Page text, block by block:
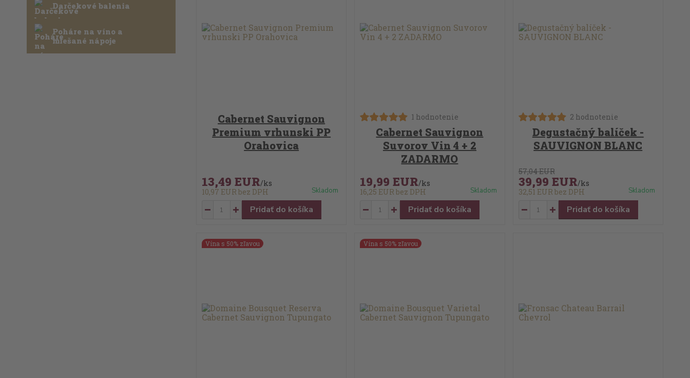
Darčekové balenia
Poháre na víno a
miešané nápoje
Cabernet Sauvignon
Premium vrhunski PP
Orahovica
13,49 EUR/ks
10,97 EUR bez DPH Skladom
Pridať do košíka
1 hodnotenie
Cabernet Sauvignon
Suvorov Vin 4 + 2
ZADARMO
19,99 EUR/ks
16,25 EURbez DPH Skladom
Pridať do košíka
2 hodnotenie
Degustačný balíček -
SAUVIGNON BLANC
57,04 EUR
39,99 EUR/ks
32,51 EUR bez DPH Skladom
Pridať do košíka
Vína s 50% zľavou Vína s 50% zľavou